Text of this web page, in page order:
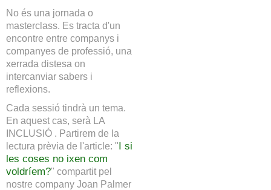
No és una jornada o
masterclass. Es tracta d'un
encontre entre companys i
companyes de professió, una
xerrada distesa on
intercanviar sabers i
reflexions.
Cada sessió tindrà un tema.
En aquest cas, serà LA
INCLUSIÓ . Partirem de la
lectura prèvia de l'article: "I si
les coses no ixen com
voldríem?" compartit pel
nostre company Joan Palmer